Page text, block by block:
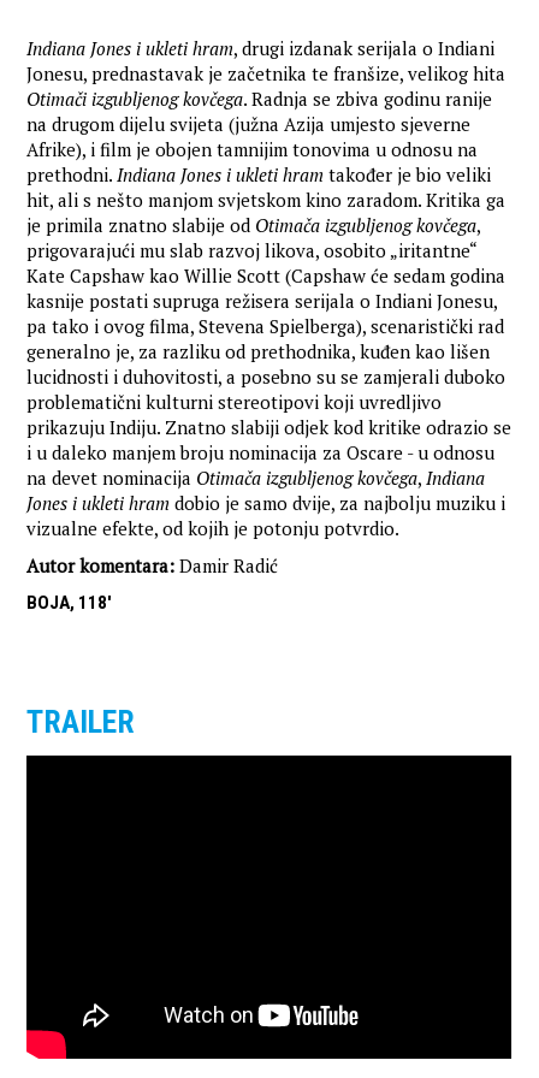
Indiana Jones i ukleti hram, drugi izdanak serijala o Indiani
Jonesu, prednastavak je začetnika te franšize, velikog hita
Otimači izgubljenog kovčega. Radnja se zbiva godinu ranije
na drugom dijelu svijeta (južna Azija umjesto sjeverne
Afrike), i film je obojen tamnijim tonovima u odnosu na
prethodni.Indiana Jones i ukleti hramtakođer je bio veliki
hit, ali s nešto manjom svjetskom kino zaradom. Kritika ga
je primila znatno slabije od Otimača izgubljenog kovčega,
prigovarajući mu slab razvoj likova, osobito „iritantne“
Kate Capshaw kao Willie Scott (Capshaw će sedam godina
kasnije postati supruga režisera serijala o Indiani Jonesu,
pa tako i ovog filma, Stevena Spielberga), scenaristički rad
generalno je, za razliku od prethodnika, kuđen kao lišen
lucidnosti i duhovitosti, a posebno su se zamjerali duboko
problematični kulturni stereotipovi koji uvredljivo
prikazuju Indiju. Znatno slabiji odjek kod kritike odrazio se
i u daleko manjem broju nominacija za Oscare - u odnosu
na devet nominacija Otimača izgubljenog kovčega,Indiana
Jones i ukleti hram dobio je samo dvije, za najbolju muziku i
vizualne efekte, od kojih je potonju potvrdio.
Autor komentara: Damir Radić
BOJA, 118'
TRAILER